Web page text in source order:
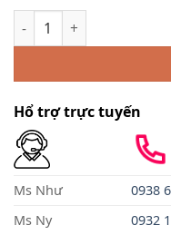
In túi giấy trắng giá rẻ
Hổ trợ trực tuyến
Ms Như 0938
Ms Ny
0932